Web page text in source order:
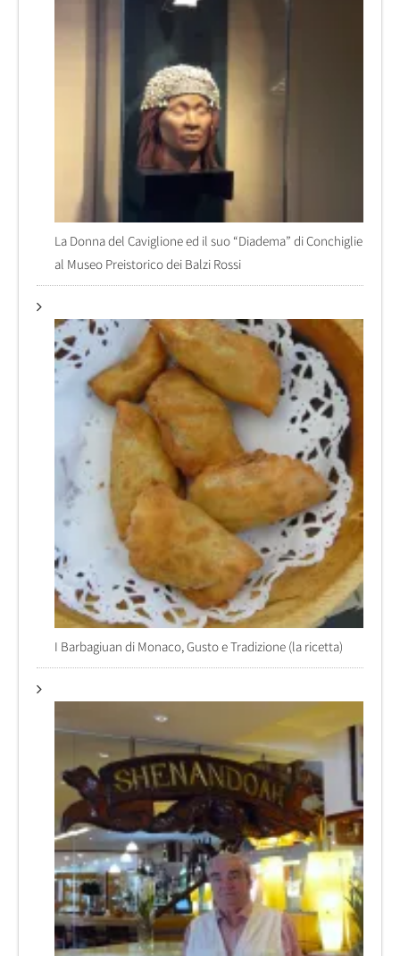
La Donna del Caviglione ed il suo “Diadema” di Conchiglie
al Museo Preistorico dei Balzi Rossi
I Barbagiuan di Monaco, Gusto e Tradizione (la ricetta)